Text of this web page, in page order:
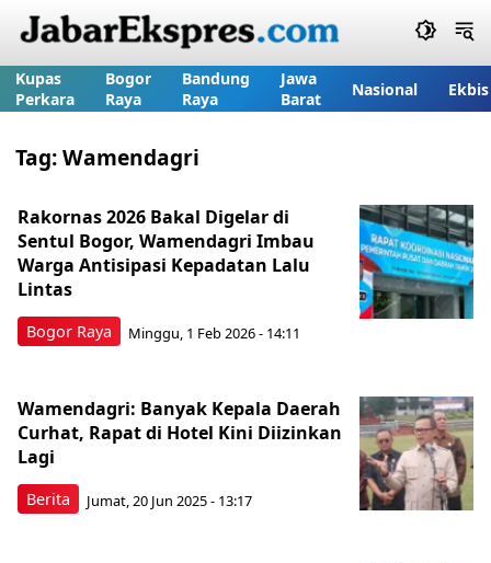
Kupas
Perkara
Bogor
Raya
Bandung
Raya
Jawa
Barat
Nasional Ekbis
Tag:Wamendagri
Bogor Raya
Rakornas 2026 Bakal Digelar di
Sentul Bogor, Wamendagri Imbau
Warga Antisipasi Kepadatan Lalu
Lintas
Minggu, 1 Feb 2026 - 14:11
Berita
Wamendagri: Banyak Kepala Daerah
Curhat, Rapat di Hotel Kini Diizinkan
Lagi
Jumat, 20 Jun 2025 - 13:17